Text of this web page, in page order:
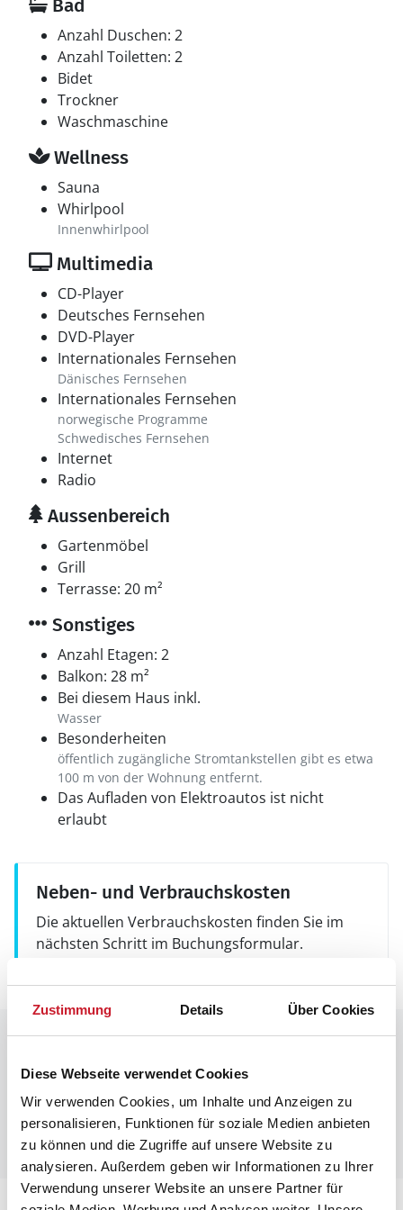
Zustimmung Details Über Cookies
Diese Webseite verwendet Cookies
Wir verwenden Cookies, um Inhalte und Anzeigen zu
personalisieren, Funktionen für soziale Medien anbieten
zu können und die Zugriffe auf unsere Website zu
analysieren. Außerdem geben wir Informationen zu Ihrer
Verwendung unserer Website an unsere Partner für
Bad
Anzahl Duschen: 2
Anzahl Toiletten: 2
Bidet
Trockner
Waschmaschine
Wellness
Sauna
Whirlpool
Innenwhirlpool
Multimedia
CD-Player
Deutsches Fernsehen
DVD-Player
Internationales Fernsehen
Dänisches Fernsehen
Internationales Fernsehen
norwegische Programme
Schwedisches Fernsehen
Internet
Radio
Aussenbereich
Gartenmöbel
Grill
Terrasse: 20 m²
Sonstiges
Anzahl Etagen: 2
Balkon: 28 m²
Bei diesem Haus inkl.
Wasser
Besonderheiten
öffentlich zugängliche Stromtankstellen gibt es etwa
100 m von der Wohnung entfernt.
Das Aufladen von Elektroautos ist nicht
erlaubt
Neben- und Verbrauchskosten
Die aktuellen Verbrauchskosten finden Sie im
nächsten Schritt im Buchungsformular.
Raumaufteilung
Manchmal befinden sich aber unter den Bildern des
Ferienhauses Informationen zur Raumaufteilung.